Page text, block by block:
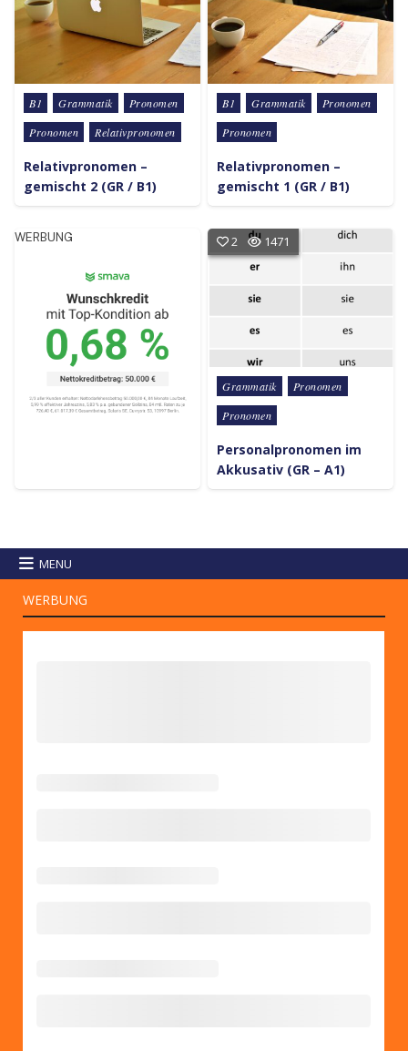
Posted in
B1 Grammatik
Pronomen
Pronomen
Relativpronomen
Relativpronomen –
gemischt 2 (GR / B1)
Posted in
B1 Grammatik
Pronomen
Pronomen
Relativpronomen –
gemischt 1 (GR / B1)
WERBUNG 2 1471
Posted in
Grammatik
Pronomen
Pronomen
Personalpronomen im
Akkusativ (GR – A1)
MENU
WERBUNG